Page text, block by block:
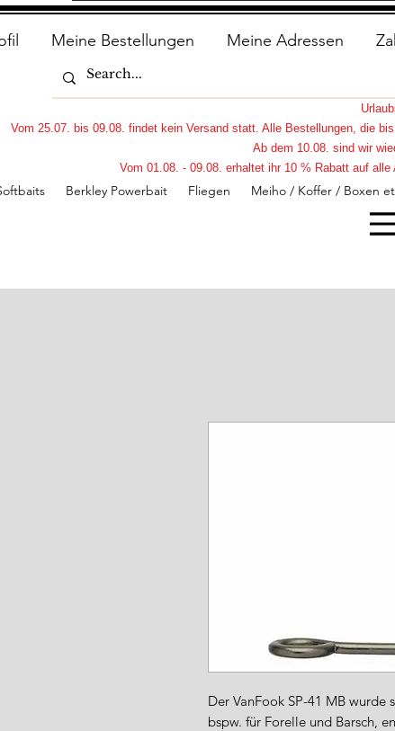
Meine Bestellungen Meine Adressen
Berkley Powerbait Fliegen Meiho / Koffer / Boxen
Vom 25.07. bis 09.08. findet kein Versand statt. Alle Bestellungen, die
Ab dem 10.08. sind wir
Vom 01.08. - 09.08. erhaltet ihr 10 % Rabatt auf
Der VanFook SP-41 MB
bspw. für Forelle und Barsch,